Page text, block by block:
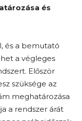
és
és a bemutató
a végleges
Először
szüksége az
meghatározása
a rendszer árát